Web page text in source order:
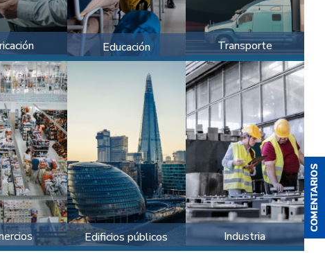
Educación Transporte
Edificios públicos Industria